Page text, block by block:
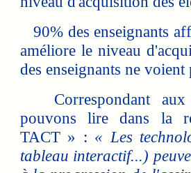
90% des enseignants
améliore le niveau
des enseignants ne
Correspondant aux
pouvons lire dans la
TACT » : « Les
tableau interactif...)